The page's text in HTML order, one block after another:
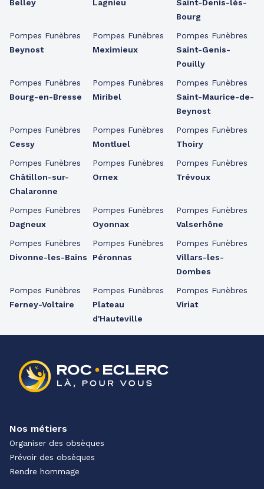
Belley
Pompes Funèbres
Beynost
Pompes Funèbres
Bourg-en-Bresse
Pompes Funèbres
Cessy
Pompes Funèbres
Châtillon-sur-
Chalaronne
Pompes Funèbres
Dagneux
Pompes Funèbres
Divonne-les-Bains
Pompes Funèbres
Ferney-Voltaire
Lagnieu
Pompes Funèbres
Meximieux
Pompes Funèbres
Miribel
Pompes Funèbres
Montluel
Pompes Funèbres
Ornex
Pompes Funèbres
Oyonnax
Pompes Funèbres
Péronnas
Pompes Funèbres
Plateau
d'Hauteville
Saint-Denis-lès-
Bourg
Pompes Funèbres
Saint-Genis-
Pouilly
Pompes Funèbres
Saint-Maurice-de-
Beynost
Pompes Funèbres
Thoiry
Pompes Funèbres
Trévoux
Pompes Funèbres
Valserhône
Pompes Funèbres
Villars-les-
Dombes
Pompes Funèbres
Viriat
Nos métiers
Organiser des obsèques
Prévoir des obsèques
Rendre hommage